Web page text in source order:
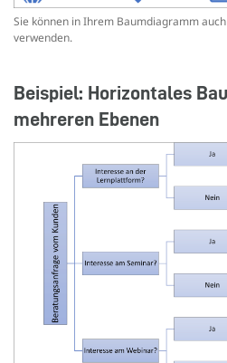
Sie können in Ihrem Baumdiagramm
verwenden.
Beispiel: Horizontales
mehreren Ebenen